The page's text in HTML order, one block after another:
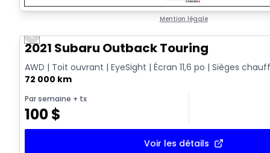
Mention légale
Previous slide
2021 Subaru Outback Touring
AWD | Toit ouvrant | EyeSight | Écran 11,6 po | Sièges
72 000 km
Par semaine + tx
100$
Voir les détails